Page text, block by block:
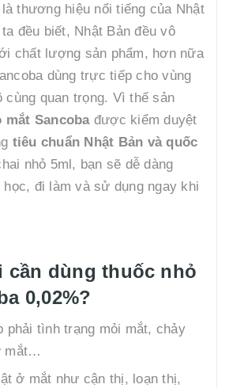
thương hiệu nổi tiếng của Nhật
đều biết, Nhật Bản đều vô
chất lượng sản phẩm, hơn nữa
dùng trực tiếp cho vùng
cùng quan trọng. Vì thế sản
mắt Sancoba được kiểm duyệt
tiêu chuẩn Nhật Bản và quốc
nhỏ 5ml, bạn sẽ dễ dàng
học, đi làm và sử dụng ngay khi
cần dùng thuốc nhỏ
0,02%?
phải tình trạng mỏi mắt, chảy
mắt…
ở mắt như cận thị, loạn thị,